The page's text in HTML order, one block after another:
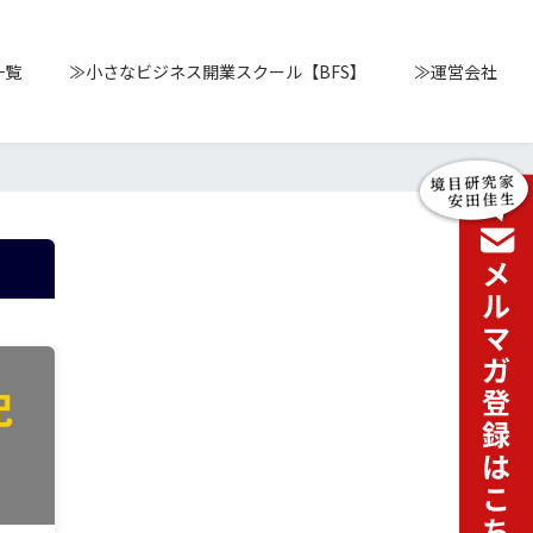
覧 ≫小さなビジネス開業スクール【BFS】 ≫運営会社